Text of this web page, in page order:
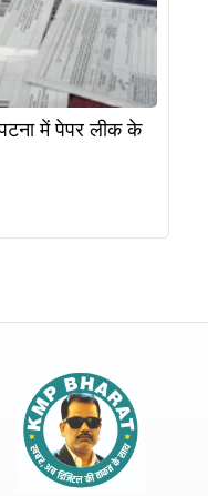
में पेपर लीक के